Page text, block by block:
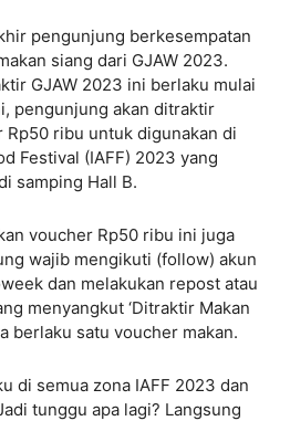
pengunjung berkesempatan
siang dari GJAW 2023.
GJAW 2023 ini berlaku mulai
pengunjung akan ditraktir
Rp50 ribu untuk digunakan di
Festival (IAFF) 2023 yang
samping Hall B.
voucher Rp50 ribu ini juga
wajib mengikuti (follow) akun
dan melakukan repost atau
menyangkut ‘Ditraktir Makan
berlaku satu voucher makan.
di semua zona IAFF 2023 dan
tunggu apa lagi? Langsung